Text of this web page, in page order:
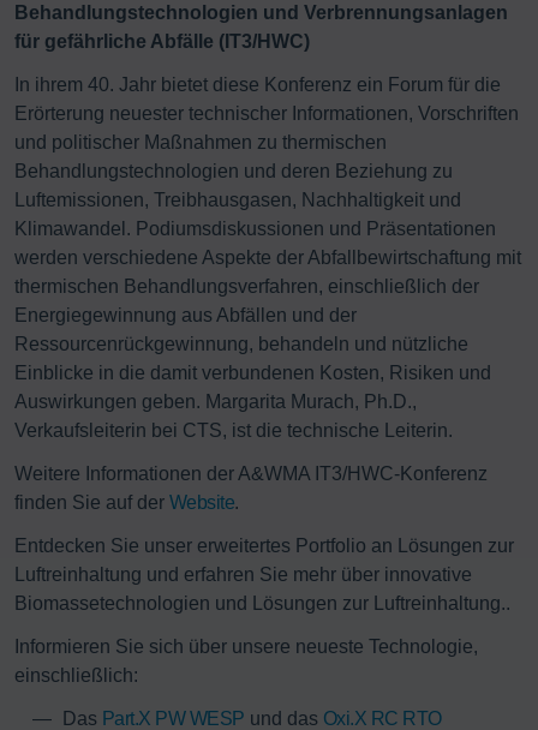
Behandlungstechnologien und Verbrennungsanlagen
für gefährliche Abfälle (IT3/HWC)
In ihrem 40. Jahr bietet diese Konferenz ein Forum für die
Erörterung neuester technischer Informationen, Vorschriften
und politischer Maßnahmen zu thermischen
Behandlungstechnologien und deren Beziehung zu
Luftemissionen, Treibhausgasen, Nachhaltigkeit und
Klimawandel. Podiumsdiskussionen und Präsentationen
werden verschiedene Aspekte der Abfallbewirtschaftung mit
thermischen Behandlungsverfahren, einschließlich der
Energiegewinnung aus Abfällen und der
Ressourcenrückgewinnung, behandeln und nützliche
Einblicke in die damit verbundenen Kosten, Risiken und
Auswirkungen geben. Margarita Murach, Ph.D.,
Verkaufsleiterin bei CTS, ist die technische Leiterin.
Weitere Informationen der A&WMA IT3/HWC-Konferenz
finden Sie auf der Website.
Entdecken Sie unser erweitertes Portfolio an Lösungen zur
Luftreinhaltung und erfahren Sie mehr über innovative
Biomassetechnologien und Lösungen zur Luftreinhaltung..
Informieren Sie sich über unsere neueste Technologie,
einschließlich:
Das Part.X PW WESP und das Oxi.X RC RTO